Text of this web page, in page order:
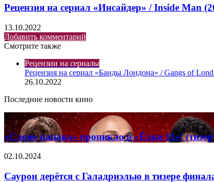
Рецензия на сериал «Инсайдер» / Inside Man
13.10.2022
Добавить комментарий
Смотрите также
Рецензии на сериалы
Рецензия на сериал «Банды Лондона» / Gangs of
26.10.2022
Последние новости кино
«Слово
пацана»
проникло
в
«Ёлки
(тизер)
03.10.2024
«Слово пацана» проникло в «Ёлки 11»!
Саурон
с
02.10.2024
Саурон дерётся с Галадриэлью в тизере